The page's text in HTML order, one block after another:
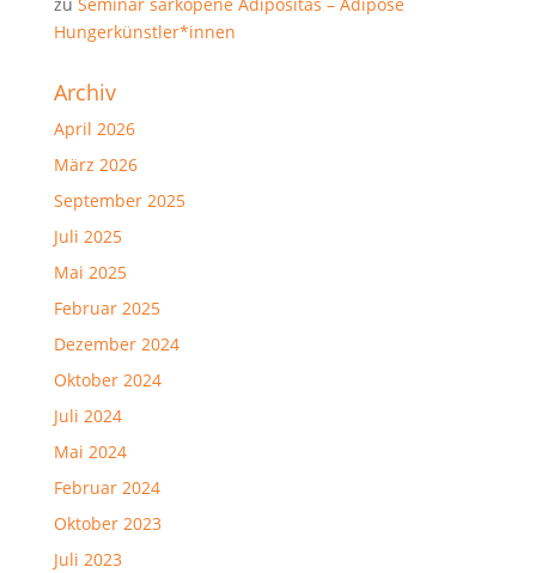
Hungerkünstler*innen
Archiv
April 2026
März 2026
September 2025
Juli 2025
Mai 2025
Februar 2025
Dezember 2024
Oktober 2024
Juli 2024
Mai 2024
Februar 2024
Oktober 2023
Juli 2023